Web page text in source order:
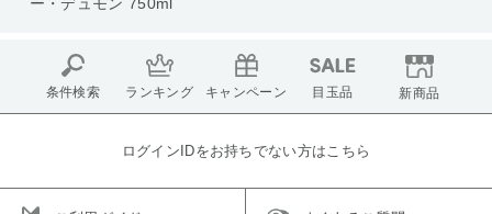
条件検索 ランキング キャンペーン 目玉品 新商品
ログインIDをお持ちでない方はこちら